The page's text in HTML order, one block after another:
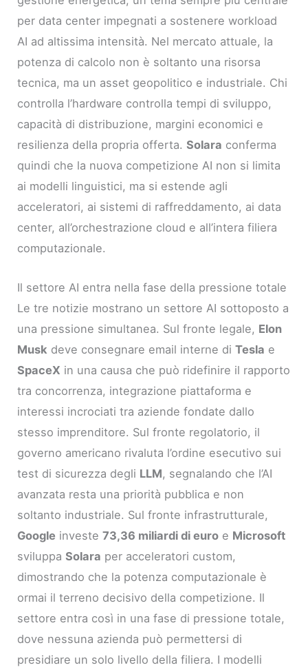
per data center impegnati a sostenere workload
AI ad altissima intensità. Nel mercato attuale, la
potenza di calcolo non è soltanto una risorsa
tecnica, ma un asset geopolitico e industriale. Chi
controlla l’hardware controlla tempi di sviluppo,
capacità di distribuzione, margini economici e
resilienza della propria offerta.Solara conferma
quindi che la nuova competizione AI non si limita
ai modelli linguistici, ma si estende agli
acceleratori, ai sistemi di raffreddamento, ai data
center, all’orchestrazione cloud e all’intera filiera
computazionale.
Il settore AI entra nella fase della pressione totale
Le tre notizie mostrano un settore AI sottoposto a
una pressione simultanea. Sul fronte legale, Elon
Musk deve consegnare email interne diTesla e
SpaceX in una causa che può ridefinire il rapporto
tra concorrenza, integrazione piattaforma e
interessi incrociati tra aziende fondate dallo
stesso imprenditore. Sul fronte regolatorio, il
governo americano rivaluta l’ordine esecutivo sui
test di sicurezza degli LLM, segnalando che l’AI
avanzata resta una priorità pubblica e non
soltanto industriale. Sul fronte infrastrutturale,
Google investe73,36 miliardi di euro e Microsoft
sviluppaSolara per acceleratori custom,
dimostrando che la potenza computazionale è
ormai il terreno decisivo della competizione. Il
settore entra così in una fase di pressione totale,
dove nessuna azienda può permettersi di
presidiare un solo livello della filiera. I modelli